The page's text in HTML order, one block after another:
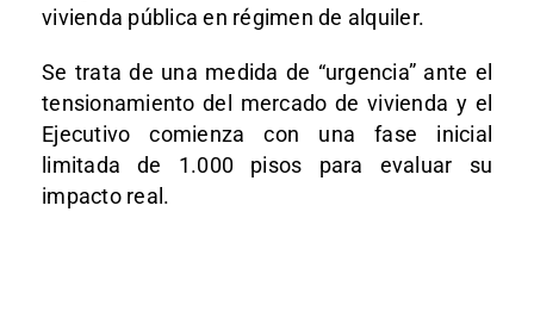
vivienda pública en régimen de alquiler.
Se trata de una medida de “urgencia” ante el
tensionamiento del mercado de vivienda y el
Ejecutivo comienza con una fase inicial
limitada de 1.000 pisos para evaluar su
impacto real.